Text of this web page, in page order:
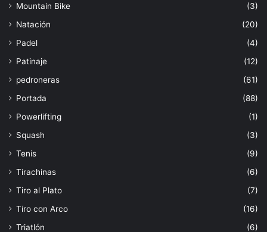
Mountain Bike
(3)
Natación
(20)
Padel
(4)
Patinaje
(12)
pedroneras
(61)
Portada
(88)
Powerlifting
(1)
Squash
(3)
Tenis
(9)
Tirachinas
(6)
Tiro al Plato
(7)
Tiro con Arco
(16)
Triatlón
(6)